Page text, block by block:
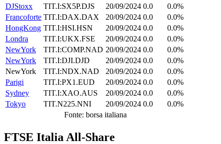
DJStoxx
TIT.I:SX5P.DJS 20/09/2024 0.0
0.0%
Francoforte TIT.I:DAX.DAX 20/09/2024 0.0
0.0%
HongKong TIT.I:HSI.HSN 20/09/2024 0.0
0.0%
Londra
TIT.I:UKX.FSE 20/09/2024 0.0
0.0%
NewYork
TIT.I:COMP.NAD 20/09/2024 0.0
0.0%
NewYork
TIT.I:DJI.DJD 20/09/2024 0.0
0.0%
NewYork
TIT.I:NDX.NAD 20/09/2024 0.0
0.0%
Parigi
TIT.I:PX1.EUD 20/09/2024 0.0
0.0%
Sydney
TIT.I:XAO.AUS 20/09/2024 0.0
0.0%
Tokyo
TIT.N225.NNI 20/09/2024 0.0
0.0%
Fonte: borsa italiana
FTSE Italia All-Share